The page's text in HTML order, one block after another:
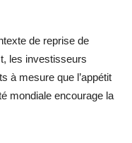
de reprise de
les investisseurs
à mesure que l’appétit
mondiale encourage la